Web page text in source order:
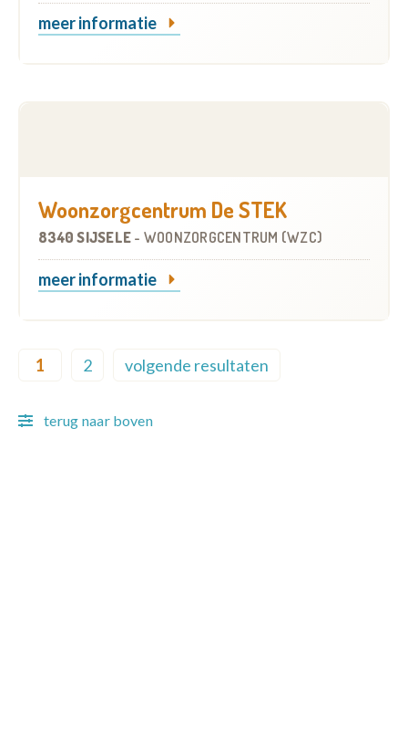
meer informatie
Woonzorgcentrum De STEK
8340 SIJSELE - WOONZORGCENTRUM (WZC)
meer informatie
1 2 volgende resultaten
terug naar boven